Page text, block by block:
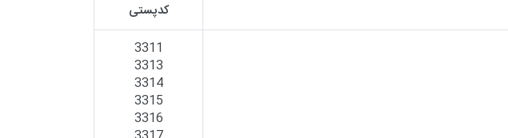
کدپستی
3311
3313
3314
3315
3316